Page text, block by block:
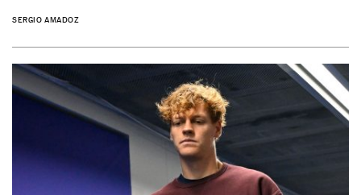
SERGIO AMADOZ